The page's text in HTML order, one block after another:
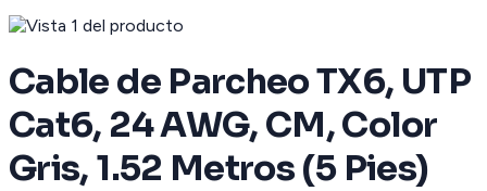
Cable de Parcheo TX6, UTP
Cat6, 24 AWG, CM, Color
Gris, 1.52 Metros (5 Pies)